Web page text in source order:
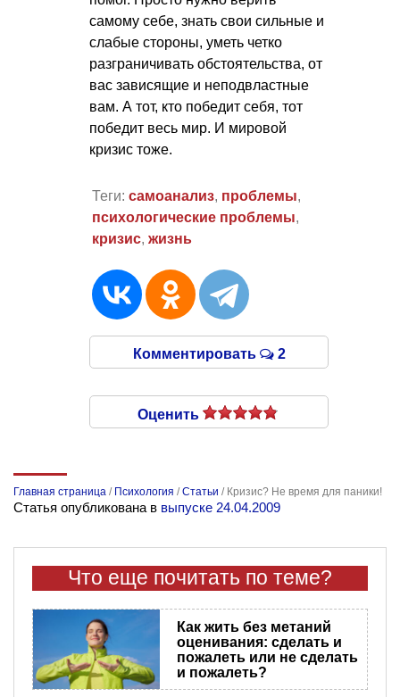
самому себе, знать свои сильные и
слабые стороны, уметь четко
разграничивать обстоятельства, от
вас зависящие и неподвластные
вам. А тот, кто победит себя, тот
победит весь мир. И мировой
кризис тоже.
Теги: самоанализ, проблемы,
психологические проблемы,
кризис, жизнь
Комментировать 2
Оценить
Главная страница / Психология /Статьи / Кризис? Не время для паники!
Статья опубликована в выпуске 24.04.2009
Что еще почитать по теме?
Как жить без метаний
оценивания: сделать и
пожалеть или не сделать
и пожалеть?